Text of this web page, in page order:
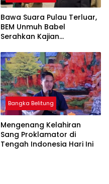
‎Bawa Suara Pulau Terluar,
BEM Unmuh Babel
Serahkan Kajian
Menteri Abdul Mu’ti
Bangka Belitung
‎Mengenang Kelahiran
Sang Proklamator di